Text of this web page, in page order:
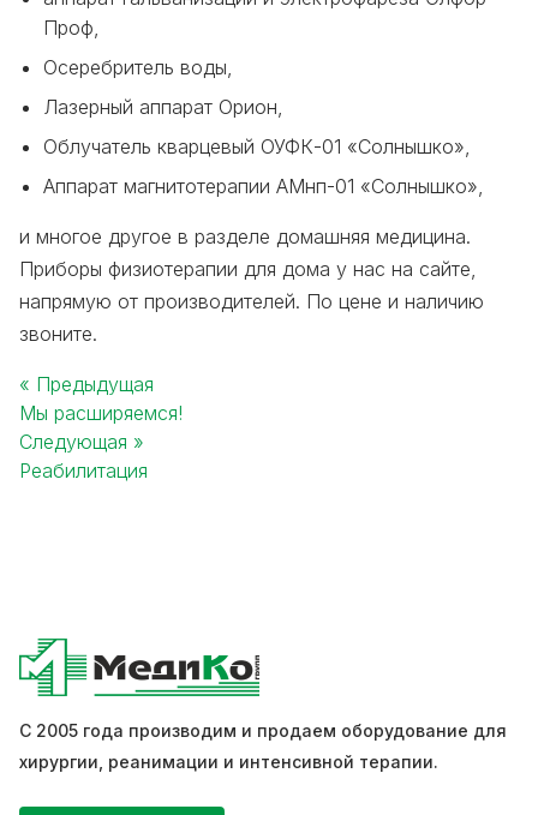
Проф,
Осеребритель воды,
Лазерный аппарат Орион,
Облучатель кварцевый ОУФК-01 «Солнышко»,
Аппарат магнитотерапии АМнп-01 «Солнышко»,
и многое другое в разделе домашняя медицина.
Приборы физиотерапии для дома у нас на сайте,
напрямую от производителей. По цене и наличию
звоните.
Post
navigation
« Предыдущая
Мы расширяемся!
Следующая »
Реабилитация
С 2005 года производим и продаем оборудование для
хирургии, реанимации и интенсивной терапии.